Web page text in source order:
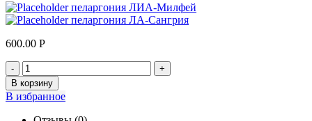
пеларгония ЛИА-Милфей
пеларгония ЛА-Сангрия
600.00 Р
-
+
В корзину
В избранное